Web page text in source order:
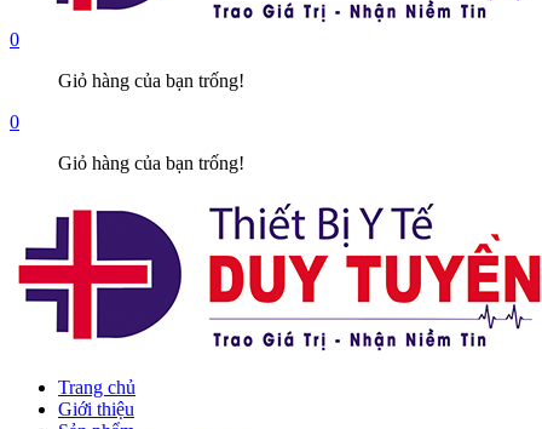
0
Giỏ hàng của bạn trống!
0
Giỏ hàng của bạn trống!
Trang chủ
Giới thiệu